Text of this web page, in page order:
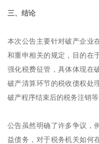
三、结论
本次公告主要针对破产企业
和重申相关的规定，目的在
强化税费征管，具体体现在
破产清算环节的税收债权处
破产程序结束后的税务注销等
公告虽然明确了许多争议，
益债务，对于税务机关如何